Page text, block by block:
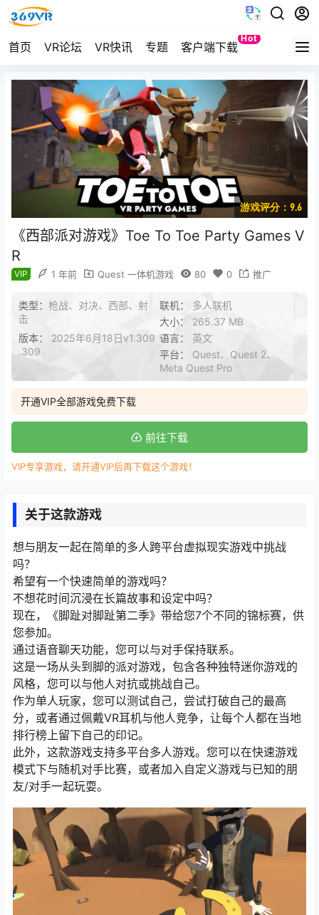
首页 VR论坛 VR快讯 专题 客户端下载
Hot
Quest
游戏评分：9.6
《西部派对游戏》Toe To Toe Party Games V
R
VIP 1 年前 Quest 一体机游戏 80 0 推广
类型： 枪战、对决、西部、射
击
联机： 多人联机
大小： 265.37 MB
版本： 2025年6月18日v1.309
.309
语言： 英文
平台： Quest、Quest 2、
Meta Quest Pro
开通VIP全部游戏免费下载
前往下载
VIP专享游戏，请开通VIP后再下载这个游戏！
关于这款游戏
想与朋友一起在简单的多人跨平台虚拟现实游戏中挑战
吗？
希望有一个快速简单的游戏吗？
不想花时间沉浸在长篇故事和设定中吗？
现在，《脚趾对脚趾第二季》带给您7个不同的锦标赛，供
您参加。
通过语音聊天功能，您可以与对手保持联系。
这是一场从头到脚的派对游戏，包含各种独特迷你游戏的
风格，您可以与他人对抗或挑战自己。
作为单人玩家，您可以测试自己，尝试打破自己的最高
分，或者通过佩戴VR耳机与他人竞争，让每个人都在当地
排行榜上留下自己的印记。
此外，这款游戏支持多平台多人游戏。您可以在快速游戏
模式下与随机对手比赛，或者加入自定义游戏与已知的朋
友/对手一起玩耍。